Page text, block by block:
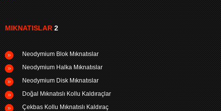
MIKNATISLAR2
Neodymium Blok Mıknatıslar
Neodymium Halka Mıknatıslar
Neodymium Disk Mıknatıslar
Doğal Mıknatıslı Kollu Kaldıraçlar
Çekbas Kollu Mıknatıslı Kaldıraç